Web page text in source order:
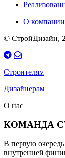
О компании
© СтройДизайн,
Строителям
Дизайнерам
О нас
КОМАНДА
В первую
внутренней